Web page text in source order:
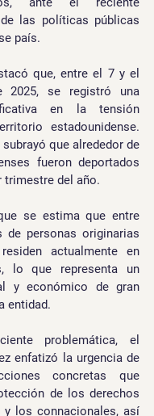
las políticas públicas
país.
que, entre el 7 y el
2025, se registró una
en la tensión
estadounidense.
que alrededor de
fueron deportados
trimestre del año.
se estima que entre
de personas originarias
actualmente en
lo que representa un
y económico de gran
entidad.
problemática, el
enfatizó la urgencia de
concretas que
de los derechos
y los connacionales, así